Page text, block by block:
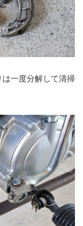
は一度分解して清掃